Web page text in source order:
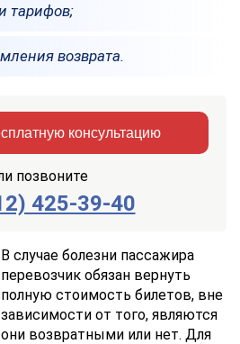
тарифов;
возврата.
консультацию
позвоните
425-39-40
В случае болезни пассажира
перевозчик обязан вернуть
полную стоимость билетов, вне
зависимости от того, являются
они возвратными или нет. Для